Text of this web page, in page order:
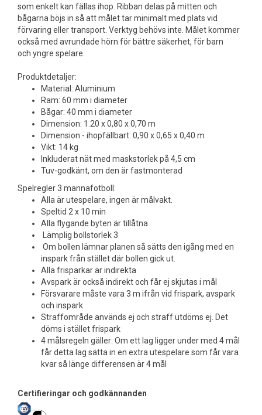
som enkelt kan fällas ihop. Ribban delas på mitten och
bågarna böjs in så att målet tar minimalt med plats vid
förvaring eller transport. Verktyg behövs inte. Målet kommer
också med avrundade hörn för bättre säkerhet, för barn
och yngre spelare.
Produktdetaljer:
Material: Aluminium
Ram: 60 mm i diameter
Bågar: 40 mm i diameter
Dimension: 1.20 x 0,80 x 0,70 m
Dimension - ihopfällbart: 0,90 x 0,65 x 0,40 m
Vikt: 14 kg
Inkluderat nät med maskstorlek på 4,5 cm
Tuv-godkänt, om den är fastmonterad
Spelregler 3 mannafotboll:
Alla är utespelare, ingen är målvakt.
Speltid 2 x 10 min
Alla flygande byten är tillåtna
Lämplig bollstorlek 3
Om bollen lämnar planen så sätts den igång med en
inspark från stället där bollen gick ut.
Alla frisparkar är indirekta
Avspark är också indirekt och får ej skjutas i mål
Försvarare måste vara 3 m ifrån vid frispark, avspark
och inspark
Straffområde används ej och straff utdöms ej. Det
döms i stället frispark
4 målsregeln gäller: Om ett lag ligger under med 4 mål
får detta lag sätta in en extra utespelare som får vara
kvar så länge differensen är 4 mål
Certifieringar och godkännanden